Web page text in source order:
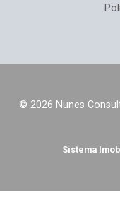
© 2026 Nunes
Sistema